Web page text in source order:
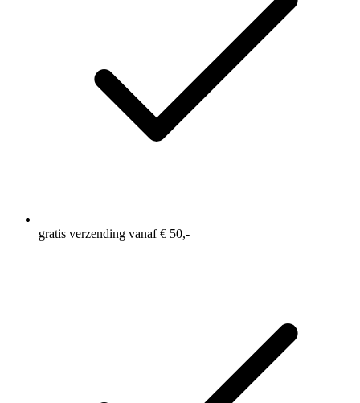
gratis verzending vanaf € 50,-